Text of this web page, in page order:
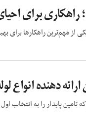
راهکاری برای
از مهم‌ترین راهکارها
دهنده انواع
تامین پایدار را به